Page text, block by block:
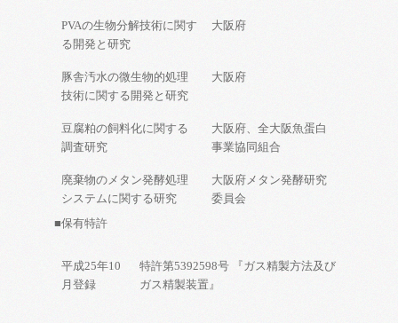
PVAの生物分解技術に関す
る開発と研究
大阪府
豚舎汚水の微生物的処理
技術に関する開発と研究
大阪府
豆腐粕の飼料化に関する
調査研究
大阪府、全大阪魚蛋白
事業協同組合
廃棄物のメタン発酵処理
システムに関する研究
大阪府メタン発酵研究
委員会
■保有特許
平成25年10
月登録
特許第5392598号 『ガス精製方法及び
ガス精製装置』